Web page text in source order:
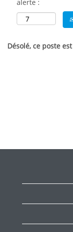
alerte :
Désolé, ce poste